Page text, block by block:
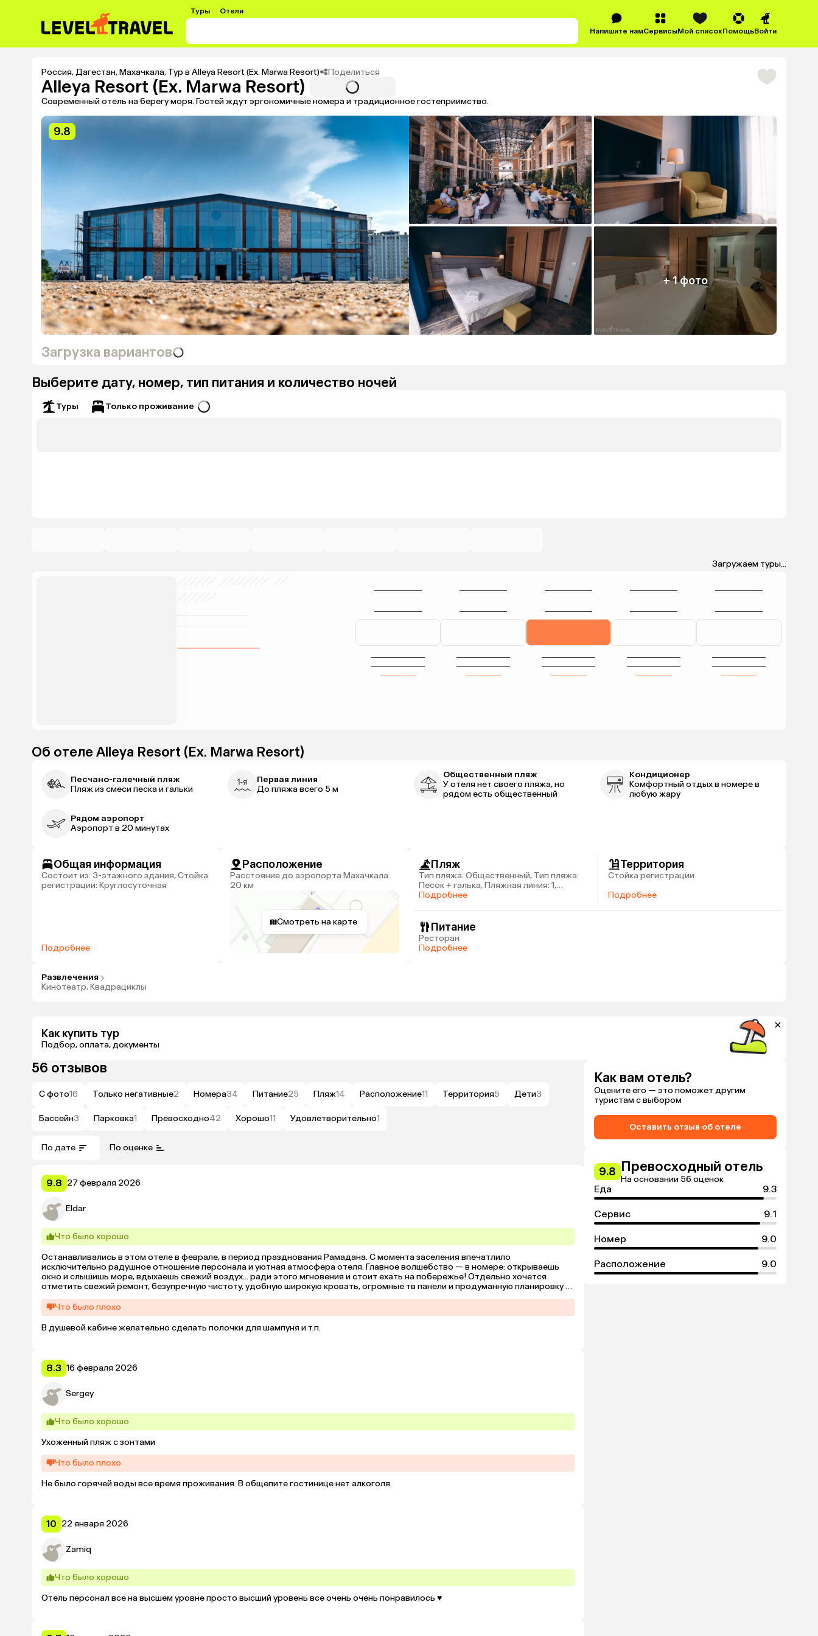
Туры Отели
Напишите намСервисыМой списокПомощьВойти
Россия,Дагестан,Махачкала, Тур в Alleya Resort (Ex. Marwa Resort) Поделиться
Alleya Resort (Ex. Marwa Resort)
Современный отель на берегу моря. Гостей ждут эргономичные номера и традиционное гостеприимство.
9.8
+ 1 фото
Загрузка вариантов
Выберите дату, номер, тип питания и количество ночей
Туры Только проживание
Загружаем туры...
Об отеле Alleya Resort (Ex. Marwa Resort)
Песчано-галечный пляж
Пляж из смеси песка и гальки
Первая линия
До пляжа всего 5 м
Общественный пляж
У отеля нет своего пляжа, но
рядом есть общественный
Кондиционер
Комфортный отдых в номере в
любую жару
Рядом аэропорт
Аэропорт в 20 минутах
Общая информация
Состоит из: 3-этажного здания, Стойка
регистрации: Круглосуточная
Подробнее
Расположение
Расстояние до аэропорта Махачкала:
20 км
Смотреть на карте
Пляж
Тип пляжа: Общественный, Тип пляжа:
Песок + галька, Пляжная линия: 1,
Расстояние до пляжа: 5 м
Подробнее
Территория
Стойка регистрации
Подробнее
Питание
Ресторан
Подробнее
Развлечения
Кинотеатр, Квадрациклы
Как купить тур
Подбор, оплата, документы
56 отзывов
С фото16 Только негативные2 Номера34 Питание25 Пляж14 Расположение11 Территория5 Дети3
Бассейн3 Парковка1 Превосходно42 Хорошо11 Удовлетворительно1
По дате По оценке
9.8 27 февраля 2026
Eldar
Что было хорошо
Останавливались в этом отеле в феврале, в период празднования Рамадана. С момента заселения впечатлило
исключительно радушное отношение персонала и уютная атмосфера отеля. Главное волшебство — в номере: открываешь
окно и слышишь море, вдыхаешь свежий воздух... ради этого мгновения и стоит ехать на побережье! Отдельно хочется
отметить свежий ремонт, безупречную чистоту, удобную широкую кровать, огромные тв панели и продуманную планировку
популярный не только среди туристов, но и у местных жителей. В период Рамадана сытные завтраки приносили прямо в
номер (по предварительному заказу). До центра и музеев легко добраться на такси. Несмотря на неблагоустроенную
территорию вокруг и стройку, сам отель оставил исключительно приятные впечатления. Это место с продуманными
деталями, отличным сервисом и комфортом. Очень не хотелось уезжать! Рекомендую.
Что было плохо
В душевой кабине желательно сделать полочки для шампуня и т.п.
8.3 16 февраля 2026
Sergey
Что было хорошо
Ухоженный пляж с зонтами
Что было плохо
Не было горячей воды все время проживания. В общепите гостинице нет алкоголя.
10 22 января 2026
Zamiq
Что было хорошо
Отель персонал все на высшем уровне просто высший уровень все очень очень понравилось ♥️
Как вам отель?
Оцените его — это поможет другим
туристам с выбором
Оставить отзыв об отеле
9.8 Превосходный отель
На основании 56 оценок
Еда 9.3
Сервис 9.1
Номер 9.0
Расположение 9.0